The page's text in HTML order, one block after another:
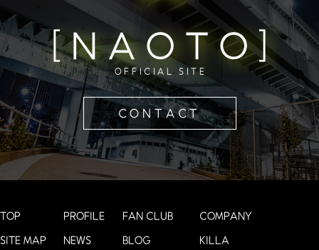
[NAOTO]
OFFICIAL SITE
CONTACT
TOP
SITE MAP
PROFILE
NEWS
FAN CLUB
BLOG
COMPANY
KILLA